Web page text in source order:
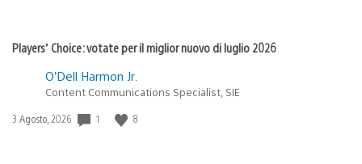
Players’ Choice: votate per il miglior nuovo di luglio 2026
O’Dell Harmon Jr.
Content Communications Specialist, SIE
Data
3 Agosto, 2026 1 8